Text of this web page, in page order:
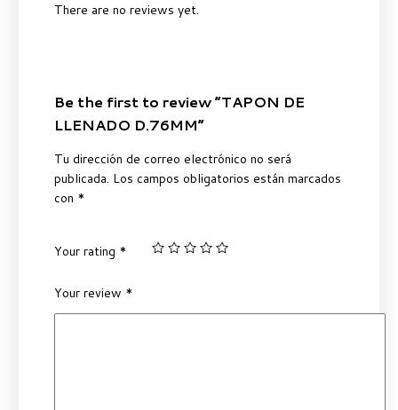
There are no reviews yet.
Be the first to review “TAPON DE
LLENADO D.76MM”
Tu dirección de correo electrónico no será
publicada. Los campos obligatorios están marcados
con *
Your rating *
Your review *